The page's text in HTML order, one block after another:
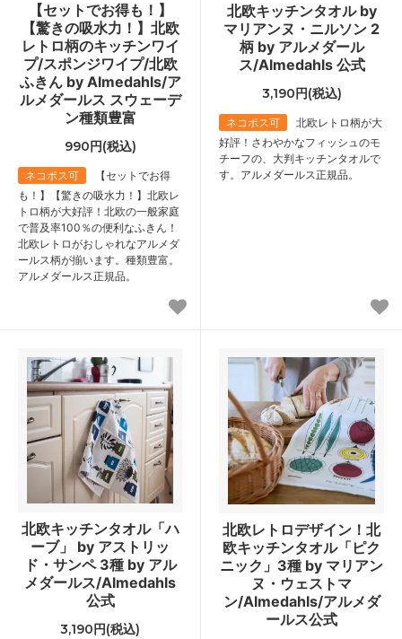
【セットでお得も！】
【驚きの吸水力！】北欧
レトロ柄のキッチンワイ
プ/スポンジワイプ/北欧
ふきん by Almedahls/ア
ルメダールス スウェーデ
ン種類豊富
990円(税込)
ネコポス可
【セットでお得
も！】【驚きの吸水力！】北欧レ
トロ柄が大好評！北欧の一般家庭
で普及率100％の便利なふきん！
北欧レトロがおしゃれなアルメダ
ールス柄が揃います。種類豊富。
アルメダールス正規品。
北欧キッチンタオル by
マリアンヌ・ニルソン 2
柄 by アルメダール
ス/Almedahls 公式
3,190円(税込)
ネコポス可
北欧レトロ柄が大
好評！さわやかなフィッシュのモ
チーフの、大判キッチンタオルで
す。アルメダールス正規品。
北欧キッチンタオル「ハ
ーブ」 by アストリッ
ド・サンペ 3種 by アル
メダールス/Almedahls
公式
3,190円(税込)
北欧レトロデザイン！北
欧キッチンタオル「ピク
ニック」3種 by マリアン
ヌ・ウェストマ
ン/Almedahls/アルメダ
ールス公式